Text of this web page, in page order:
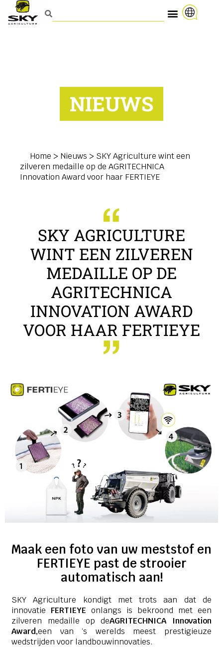
NIEUWS
Home > Nieuws > SKY Agriculture wint een
zilveren medaille op de AGRITECHNICA
Innovation Award voor haar FERTIEYE
SKY AGRICULTURE
WINT EEN ZILVEREN
MEDAILLE OP DE
AGRITECHNICA
INNOVATION AWARD
VOOR HAAR FERTIEYE
Maak een foto van uw meststof en
FERTIEYE past de strooier
automatisch aan!
SKY Agriculture kondigt met trots aan dat de
innovatie FERTIEYE onlangs is bekroond met een
zilveren medaille op deAGRITECHNICA Innovation
Award,een van ‘s werelds meest prestigieuze
wedstrijden voor landbouwinnovaties.